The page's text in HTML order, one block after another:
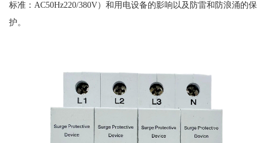
标准：AC50Hz220/380V）和用电设备的影响以及防雷和防浪涌的保
护。